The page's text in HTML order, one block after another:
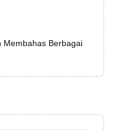
Membahas Berbagai